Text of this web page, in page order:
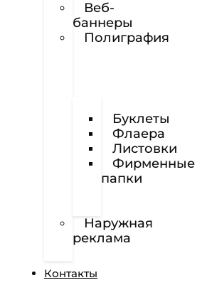
Веб-
баннеры
Полиграфия
Буклеты
Флаера
Листовки
Фирменные
папки
Наружная
реклама
Контакты